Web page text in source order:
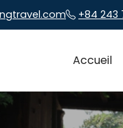
+84 243
Accueil